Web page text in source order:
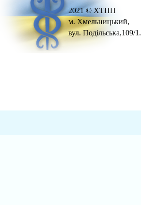
2021 © ХТПП
м. Хмельницький,
вул. Подільська,109/1.